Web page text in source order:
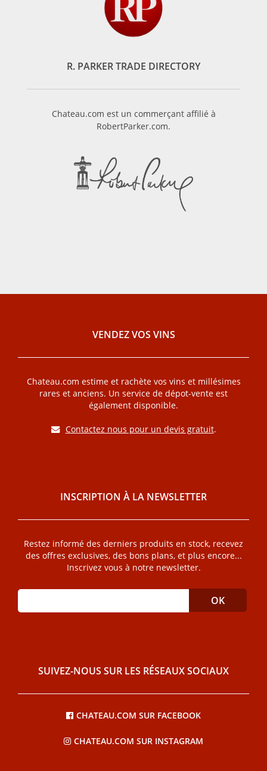
R. PARKER TRADE DIRECTORY
Chateau.com est un commerçant affilié à
RobertParker.com.
VENDEZ VOS VINS
Chateau.com estime et rachète vos vins et millésimes
rares et anciens. Un service de dépot-vente est
également disponible.
Contactez nous pour un devis gratuit.
INSCRIPTION À LA NEWSLETTER
Restez informé des derniers produits en stock, recevez
des offres exclusives, des bons plans, et plus encore...
Inscrivez vous à notre newsletter.
SUIVEZ-NOUS SUR LES RÉSEAUX SOCIAUX
CHATEAU.COM SUR FACEBOOK
CHATEAU.COM SUR INSTAGRAM